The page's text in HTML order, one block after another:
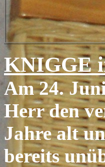
KNIGGE
Am 24.
Herr den
Jahre alt
bereits